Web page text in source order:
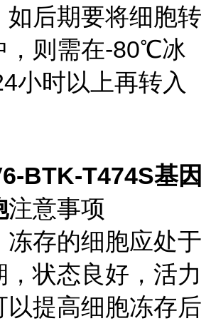
如后期要将细胞转
，则需在-80℃冰
小时以上再转入
BTK-T474S基因
注意事项
冻存的细胞应处于
，状态良好，活力
以提高细胞冻存后